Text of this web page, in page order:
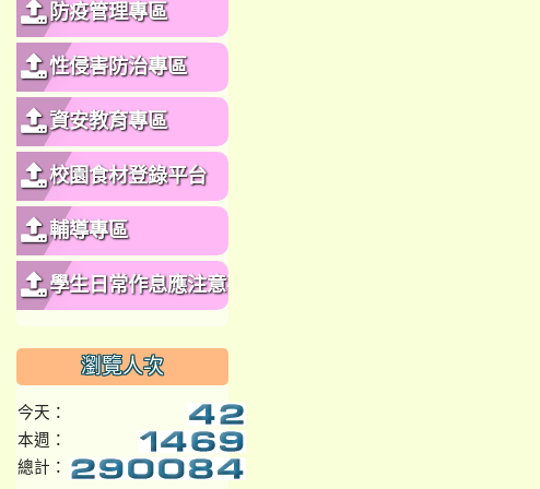
防疫管理專區
性侵害防治專區
資安教育專區
校園食材登錄平台
輔導專區
學生日常作息應注意事
瀏覽人次
今天：
本週：
總計：